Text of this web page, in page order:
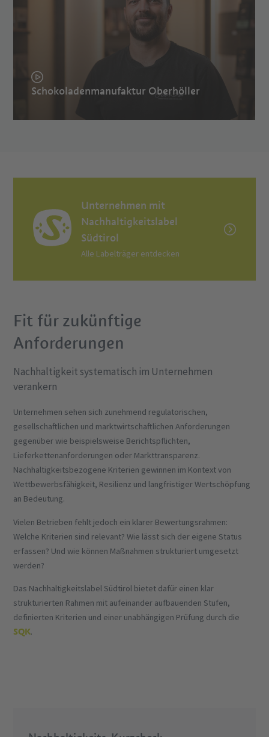
Schokoladenmanufaktur Oberhöller
Unternehmen mit
Nachhaltigkeitslabel
Südtirol
Alle Labelträger entdecken
Fit für zukünftige
Anforderungen
Nachhaltigkeit systematisch im Unternehmen
verankern
Unternehmen sehen sich zunehmend regulatorischen,
gesellschaftlichen und marktwirtschaftlichen Anforderungen
gegenüber wie beispielsweise Berichtspflichten,
Lieferkettenanforderungen oder Markttransparenz.
Nachhaltigkeitsbezogene Kriterien gewinnen im Kontext von
Wettbewerbsfähigkeit, Resilienz und langfristiger Wertschöpfung
an Bedeutung.
Vielen Betrieben fehlt jedoch ein klarer Bewertungsrahmen:
Welche Kriterien sind relevant? Wie lässt sich der eigene Status
erfassen? Und wie können Maßnahmen strukturiert umgesetzt
werden?
Das Nachhaltigkeitslabel Südtirol bietet dafür einen klar
strukturierten Rahmen mit aufeinander aufbauenden Stufen,
definierten Kriterien und einer unabhängigen Prüfung durch die
SQK.